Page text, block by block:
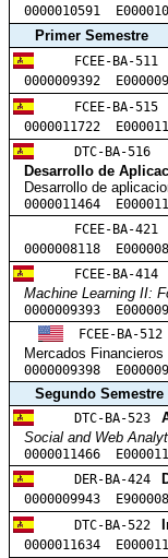
0000010591
Primer Semestre
FCEE-BA-511
0000009392
FCEE-BA-515
0000011722
DTC-BA-516
Desarrollo de
Desarrollo de
0000011464
FCEE-BA-421
0000008118
FCEE-BA-414
Machine Learning II:
0000009393
FCEE-BA-512
Mercados
0000009398
Segundo Semestre
DTC-BA-523
Social and Web
0000011466
DER-BA-424
0000009943
DTC-BA-522
0000011634